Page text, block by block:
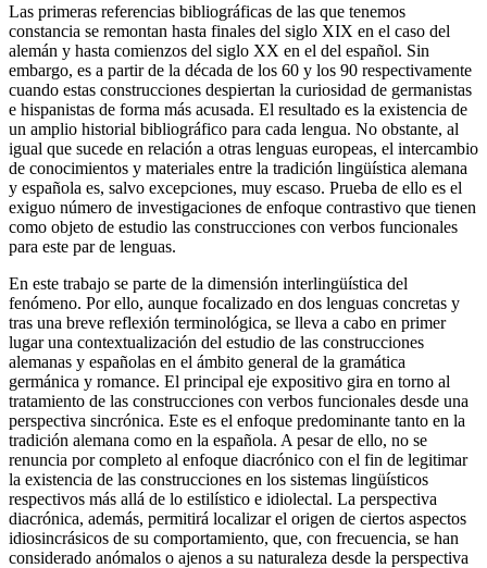
constancia se remontan hasta finales del siglo XIX en el caso del
alemán y hasta comienzos del siglo XX en el del español. Sin
embargo, es a partir de la década de los 60 y los 90 respectivamente
cuando estas construcciones despiertan la curiosidad de germanistas
e hispanistas de forma más acusada. El resultado es la existencia de
un amplio historial bibliográfico para cada lengua. No obstante, al
igual que sucede en relación a otras lenguas europeas, el intercambio
de conocimientos y materiales entre la tradición lingüística alemana
y española es, salvo excepciones, muy escaso. Prueba de ello es el
exiguo número de investigaciones de enfoque contrastivo que tienen
como objeto de estudio las construcciones con verbos funcionales
para este par de lenguas.
fenómeno. Por ello, aunque focalizado en dos lenguas concretas y
tras una breve reflexión terminológica, se lleva a cabo en primer
lugar una contextualización del estudio de las construcciones
alemanas y españolas en el ámbito general de la gramática
germánica y romance. El principal eje expositivo gira en torno al
tratamiento de las construcciones con verbos funcionales desde una
perspectiva sincrónica. Este es el enfoque predominante tanto en la
tradición alemana como en la española. A pesar de ello, no se
renuncia por completo al enfoque diacrónico con el fin de legitimar
la existencia de las construcciones en los sistemas lingüísticos
respectivos más allá de lo estilístico e idiolectal. La perspectiva
diacrónica, además, permitirá localizar el origen de ciertos aspectos
idiosincrásicos de su comportamiento, que, con frecuencia, se han
considerado anómalos o ajenos a su naturaleza desde la perspectiva
sincrónica.